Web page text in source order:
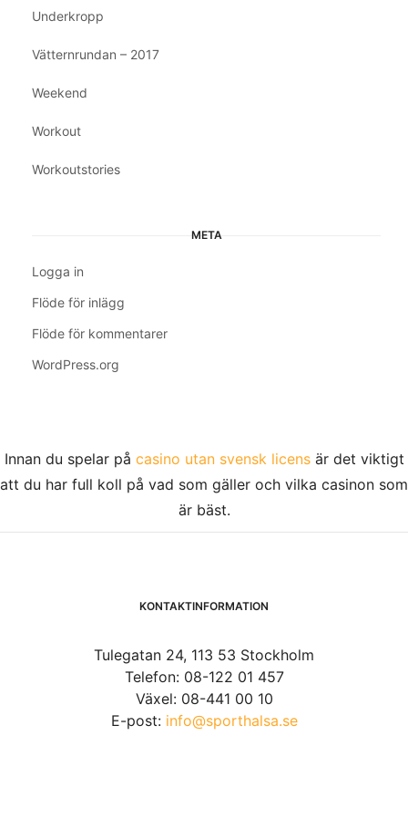
Underkropp
Vätternrundan – 2017
Weekend
Workout
Workoutstories
META
Logga in
Flöde för inlägg
Flöde för kommentarer
WordPress.org
Innan du spelar på casino utan svensk licensär det viktigt
att du har full koll på vad som gäller och vilka casinon som
är bäst.
KONTAKTINFORMATION
Tulegatan 24, 113 53 Stockholm
Telefon: 08-122 01 457
Växel: 08-441 00 10
E-post: info@sporthalsa.se